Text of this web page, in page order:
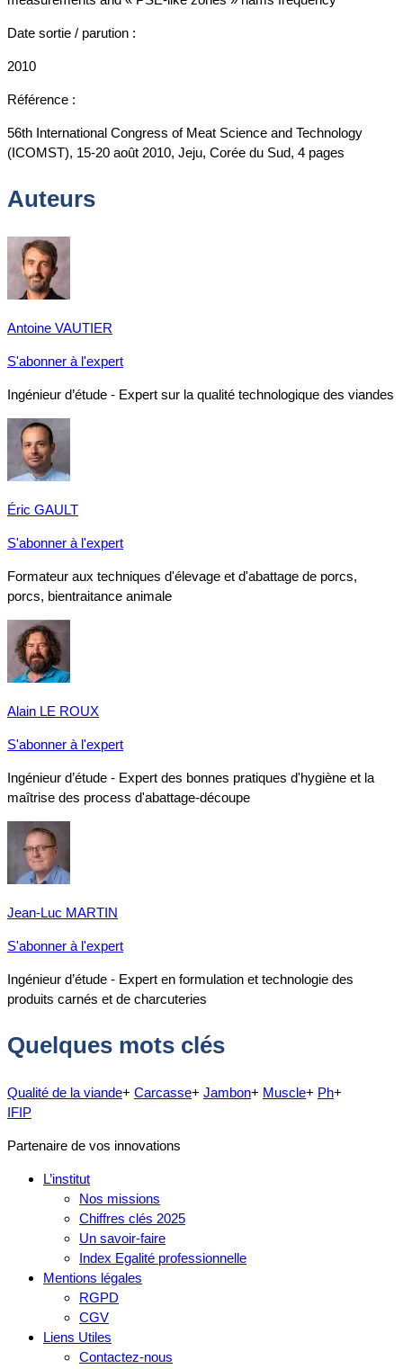
Date sortie / parution :
2010
Référence :
56th International Congress of Meat Science and Technology
(ICOMST), 15-20 août 2010, Jeju, Corée du Sud, 4 pages
Auteurs
Antoine VAUTIER
S'abonner à l'expert
Ingénieur d’étude - Expert sur la qualité technologique des viandes
Éric GAULT
S'abonner à l'expert
Formateur aux techniques d'élevage et d'abattage de porcs,
porcs, bientraitance animale
Alain LE ROUX
S'abonner à l'expert
Ingénieur d’étude - Expert des bonnes pratiques d'hygiène et la
maîtrise des process d'abattage-découpe
Jean-Luc MARTIN
S'abonner à l'expert
Ingénieur d’étude - Expert en formulation et technologie des
produits carnés et de charcuteries
Quelques mots clés
Qualité de la viande+ Carcasse+ Jambon+ Muscle+ Ph+
IFIP
Partenaire de vos innovations
L’institut
Nos missions
Chiffres clés 2025
Un savoir-faire
Index Egalité professionnelle
Mentions légales
RGPD
CGV
Liens Utiles
Contactez-nous